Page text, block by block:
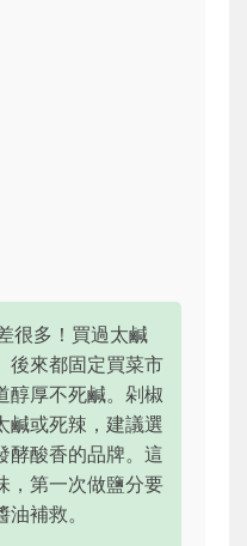
很多！買過太鹹
後來都固定買菜市
醇厚不死鹹。剁椒
鹹或死辣，建議選
酵酸香的品牌。這
，第一次做鹽分要
補救。